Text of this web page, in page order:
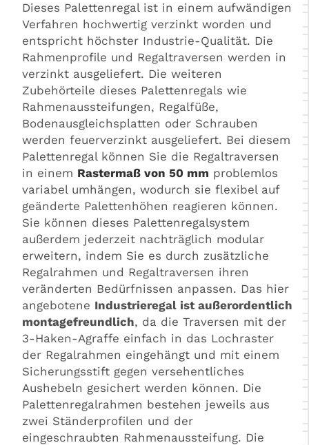
Dieses Palettenregal ist in einem aufwändigen
Verfahren hochwertig verzinkt worden und
entspricht höchster Industrie-Qualität. Die
Rahmenprofile und Regaltraversen werden in
verzinkt ausgeliefert. Die weiteren
Zubehörteile dieses Palettenregals wie
Rahmenaussteifungen, Regalfüße,
Bodenausgleichsplatten oder Schrauben
werden feuerverzinkt ausgeliefert. Bei diesem
Palettenregal können Sie die Regaltraversen
in einem Rastermaß von 50 mm problemlos
variabel umhängen, wodurch sie flexibel auf
geänderte Palettenhöhen reagieren können.
Sie können dieses Palettenregalsystem
außerdem jederzeit nachträglich modular
erweitern, indem Sie es durch zusätzliche
Regalrahmen und Regaltraversen ihren
veränderten Bedürfnissen anpassen. Das hier
angebotene Industrieregal ist außerordentlich
montagefreundlich, da die Traversen mit der
3-Haken-Agraffe einfach in das Lochraster
der Regalrahmen eingehängt und mit einem
Sicherungsstift gegen versehentliches
Aushebeln gesichert werden können. Die
Palettenregalrahmen bestehen jeweils aus
zwei Ständerprofilen und der
eingeschraubten Rahmenaussteifung. Die